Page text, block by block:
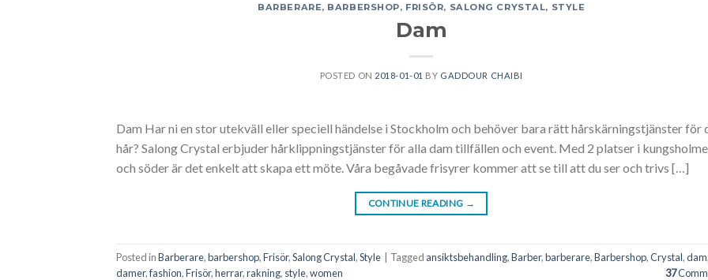
BARBERARE, BARBERSHOP, FRISÖR, SALONG CRYSTAL, STYLE
Dam
POSTED ON 2018-01-01 BY GADDOUR CHAIBI
Dam Har ni en stor utekväll eller speciell händelse i Stockholm och behöver bara rätt hårskärningstjänster för
hår? Salong Crystal erbjuder hårklippningstjänster för alla dam tillfällen och event. Med 2 platser i
och söder är det enkelt att skapa ett möte. Våra begåvade frisyrer kommer att se till att du ser och trivs […]
CONTINUE READING →
Posted inBarberare,barbershop,Frisör,Salong Crystal,Style Tagged ansiktsbehandling,Barber,barberare,Barbershop,Crystal,dam,
damer,fashion,Frisör,herrar,rakning, style,women 37